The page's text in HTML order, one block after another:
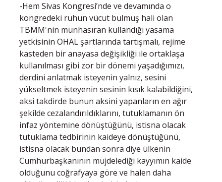
-Hem Sivas Kongresi’nde ve devamında o
kongredeki ruhun vücut bulmuş hali olan
TBMM'nin münhasıran kullandığı yasama
yetkisinin OHAL şartlarında tartışmalı, rejime
kasteden bir anayasa değişikliği ile ortaklaşa
kullanılması gibi zor bir dönemi yaşadığımızı,
derdini anlatmak isteyenin yalnız, sesini
yükseltmek isteyenin sesinin kısık kalabildiğini,
aksi takdirde bunun aksini yapanların en ağır
şekilde cezalandırıldıklarını, tutuklamanın ön
infaz yöntemine dönüştüğünü, istisna olacak
tutuklama tedbirinin kaideye dönüştüğünü,
istisna olacak bundan sonra diye ülkenin
Cumhurbaşkanının müjdelediği kayyımın kaide
olduğunu coğrafyaya göre ve halen daha